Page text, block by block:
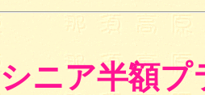
ニア半額プ